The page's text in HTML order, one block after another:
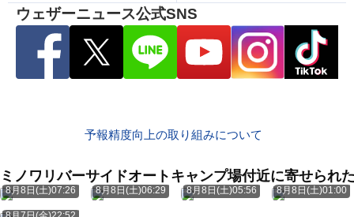
ウェザーニュース公式SNS
予報精度向上の取り組みについて
ミノワリバーサイドオートキャンプ場付近に寄せられ
8月8日(土)07:26 8月8日(土)06:29 8月8日(土)05:56 8月8日(土)01:00